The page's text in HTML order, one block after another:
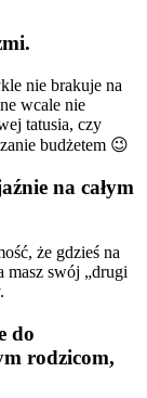
nie brakuje na
wcale nie
tatusia, czy
budżetem 😉
na całym
że gdzieś na
masz swój „drugi
do
rodzicom,